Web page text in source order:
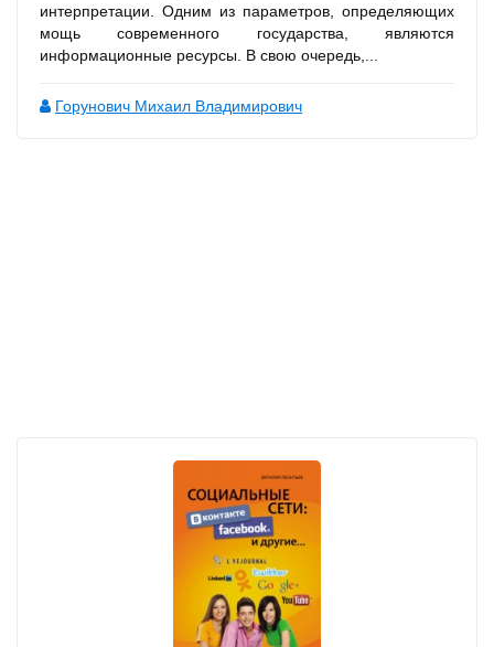
интерпретации. Одним из параметров, определяющих
мощь современного государства, являются
информационные ресурсы. В свою очередь,...
Горунович Михаил Владимирович